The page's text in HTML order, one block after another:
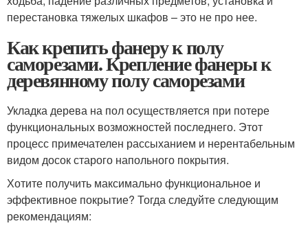
перестановка тяжелых шкафов – это не про нее.
Как крепить фанеру к полу
саморезами. Крепление фанеры к
деревянному полу саморезами
Укладка дерева на пол осуществляется при потере
функциональных возможностей последнего. Этот
процесс примечателен рассыханием и нерентабельным
видом досок старого напольного покрытия.
Хотите получить максимально функциональное и
эффективное покрытие? Тогда следуйте следующим
рекомендациям: